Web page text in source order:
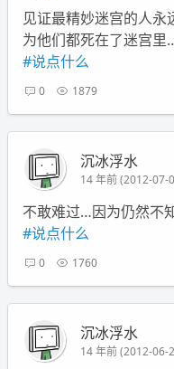
见证最精妙迷宫的人
为他们都死在了迷宫里
#说点什么
0 1879
沉冰浮水
14 年前 (2012-07-
不敢难过…因为仍然不
#说点什么
0 1760
沉冰浮水
14 年前 (2012-06-